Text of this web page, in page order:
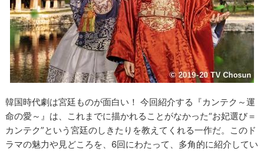
韓国時代劇は宮廷ものが面白い！ 今回紹介する『カンテク～運
命の愛～』は、これまでに描かれることがなかった“お妃選び＝
カンテク”という宮廷のしきたりを教えてくれる一作だ。このド
ラマの魅力や見どころを、6回にわたって、多角的に紹介してい